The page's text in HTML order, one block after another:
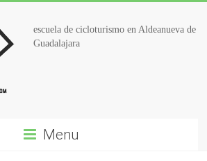
escuela de cicloturismo en Aldeanueva de
Guadalajara
Menu